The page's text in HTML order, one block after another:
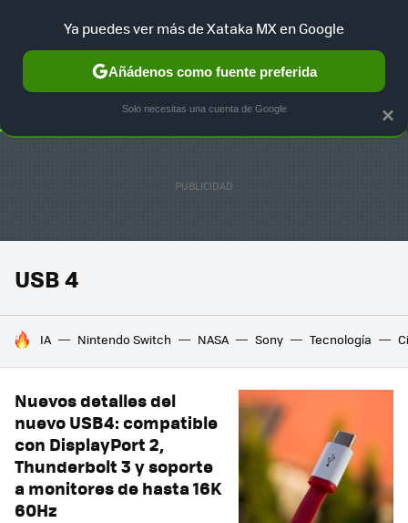
SELECCIÓN GAMING HOME AUTO TERRITORIO
USB 4
HOY SE HABLA DE
IA Nintendo Switch NASA Sony Tecnología
Nuevos detalles del
nuevo USB4: compatible
con DisplayPort 2,
Thunderbolt 3 y soporte
a monitores de hasta 16K
60Hz
×
Ya puedes ver más de Xataka MX en Google
Añádenos como fuente preferida
Solo necesitas una cuenta de Google